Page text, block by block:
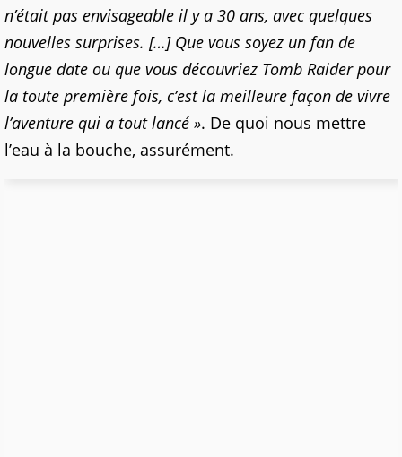
n’était pas envisageable il y a 30 ans, avec quelques
nouvelles surprises. […] Que vous soyez un fan de
longue date ou que vous découvriez Tomb Raider pour
la toute première fois, c’est la meilleure façon de vivre
l’aventure qui a tout lancé ». De quoi nous mettre
l’eau à la bouche, assurément.